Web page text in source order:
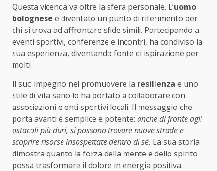
Questa vicenda va oltre la sfera personale. L’uomo
bolognese è diventato un punto di riferimento per
chi si trova ad affrontare sfide simili. Partecipando a
eventi sportivi, conferenze e incontri, ha condiviso la
sua esperienza, diventando fonte di ispirazione per
molti.
Il suo impegno nel promuovere la resilienza e uno
stile di vita sano lo ha portato a collaborare con
associazioni e enti sportivi locali. Il messaggio che
porta avanti è semplice e potente: anche di fronte agli
ostacoli più duri, si possono trovare nuove strade e
scoprire risorse insospettate dentro di sé. La sua storia
dimostra quanto la forza della mente e dello spirito
possa trasformare il dolore in energia positiva.